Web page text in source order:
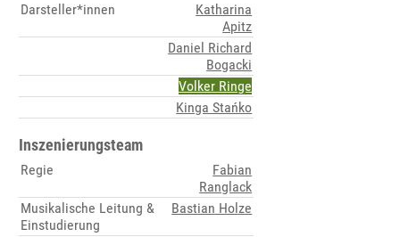
Darsteller*innen
Katharina
Apitz
Daniel Richard
Bogacki
Volker Ringe
Kinga Stańko
Inszenierungsteam
Regie
Fabian
Ranglack
Musikalische Leitung &
Einstudierung
Bastian Holze